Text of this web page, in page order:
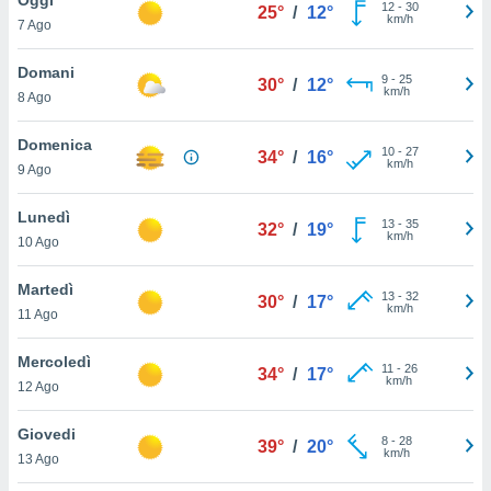
è
al sito
di
ci
di
il
un
la
nella
7 Ago
25° / 12° 12- 30
km/h
Domani
8 Ago
30° / 12° 9- 25
km/h
Domenica
9 Ago
34° / 16° 10- 27
km/h
Lunedì
10 Ago
32° / 19° 13- 35
km/h
Martedì
11 Ago
30° / 17° 13- 32
km/h
Mercoledì
12 Ago
34° / 17° 11 - 26
km/h
Giovedi
13 Ago
39° / 20° 8- 28
km/h